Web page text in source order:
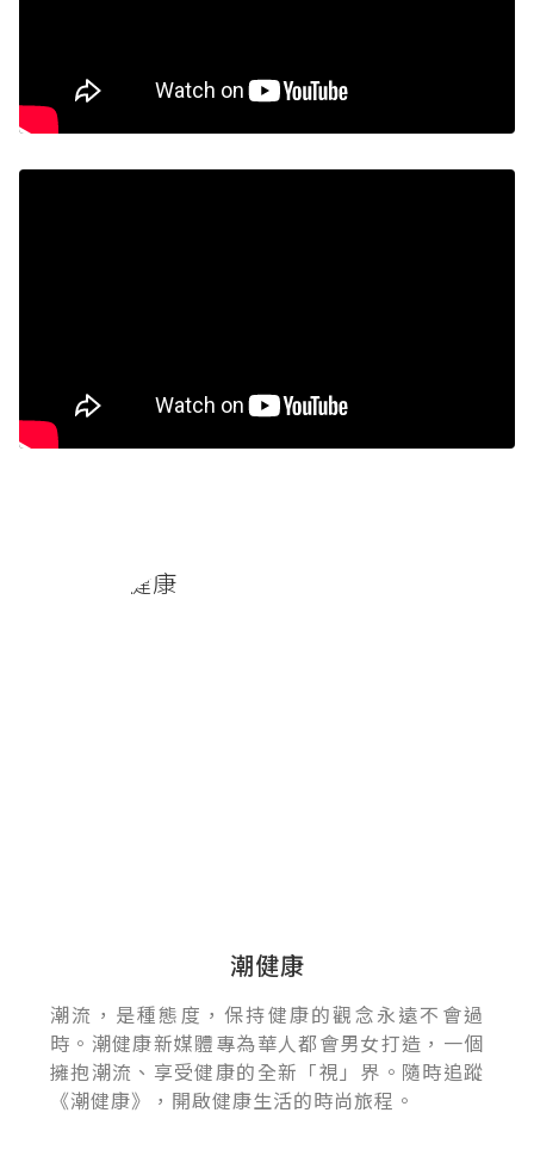
潮健康
潮流，是種態度，保持健康的觀念永遠不會過
時。潮健康新媒體專為華人都會男女打造，一個
擁抱潮流、享受健康的全新「視」界。隨時追蹤
《潮健康》，開啟健康生活的時尚旅程。